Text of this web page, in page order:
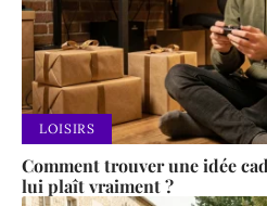
LOISIRS
Comment trouver une idée
lui plaît vraiment ?